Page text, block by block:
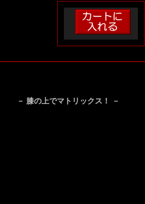
－ 膝の上でマトリックス！ －